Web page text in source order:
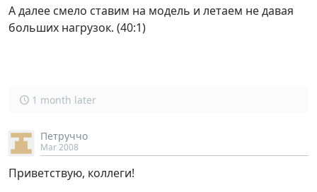
А далее смело ставим на модель и летаем не давая
больших нагрузок. (40:1)
1 month later
Петруччо
Mar 2008
Приветствую, коллеги!